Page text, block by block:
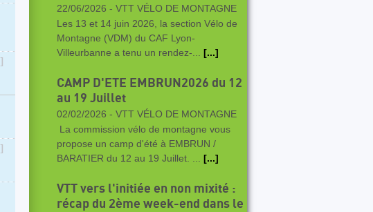
22/06/2026 - VTT VÉLO DE MONTAGNE
Les 13 et 14 juin 2026, la section Vélo de
Montagne (VDM) du CAF Lyon-
Villeurbanne a tenu un rendez-... [...]
CAMP D'ETE EMBRUN2026 du 12
au 19 Juillet
02/02/2026 - VTT VÉLO DE MONTAGNE
La commission vélo de montagne vous
propose un camp d'été à EMBRUN /
BARATIER du 12 au 19 Juillet. ... [...]
VTT vers l'initiée en non mixité :
récap du 2ème week-end dans le